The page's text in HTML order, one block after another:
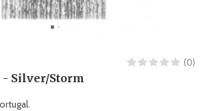
(0)
- Silver/Storm